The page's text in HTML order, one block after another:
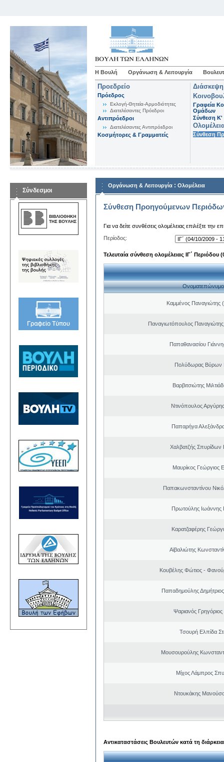
Η Βουλή Οργάνωση & Λειτουργία
Προεδρείο
Πρόεδρος
Εκλογή-Θητεία-Αρμοδιότητες
Διατελέσαντες Πρόεδροι
Αντιπρόεδροι
Διατελέσαντες Αντιπρόεδροι
Κοσμήτορες & Γραμματείς
Γραφεία
Ομάδων
Σύνθεση K'
Σύνθεση
Σύνδεσμοι
Οργάνωση & Λειτουργία : Ολομέλεια
Σύνθεση Προηγούμενων
Για να δείτε συνθέσεις ολομέλειας επιλέξτε την
Περίοδος:
Τελευταία σύνθεση ολομέλειας ΙΓ΄ Περιόδου
Ονοματεπώνυμο
Καμμένος Παναγιώτης
Παναγιωτόπουλος
Παπαθανασίου
Πολύδωρας Βύρων
Βαρβιτσιώτης
Ντινόπουλος
Παπαρήγα
Χαλβατζής Σπυρίδων
Μαυρίκος Γεώργιος
Παπακωνσταντίνου
Πρωτούλης Ιωάννης
Καρατζαφέρης
Αϊβαλιώτης
Κουβέλης Φώτιος -
Παπαδημούλης
Ψαριανός
Τσουρή Ελπίδα
Μουσουρούλης
Μίχος Λάμπρος
Ντουκάκης
Αντικαταστάσεις Βουλευτών κατά τη